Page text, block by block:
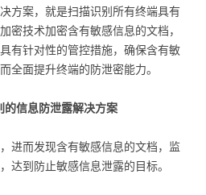
方案，就是扫描识别所有终端具有
密技术加密含有敏感信息的文档，
有针对性的管控措施，确保含有敏
全面提升终端的防泄密能力。
信息防泄露解决方案
进而发现含有敏感信息的文档，监
达到防止敏感信息泄露的目标。